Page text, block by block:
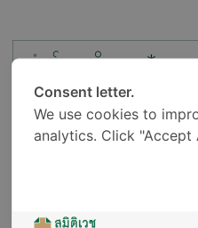
စုံစမ်းမှုအမျိုးအစား*
တည်နေရာ*
Consent letter.
We use cookies to
analytics. Click "Accept